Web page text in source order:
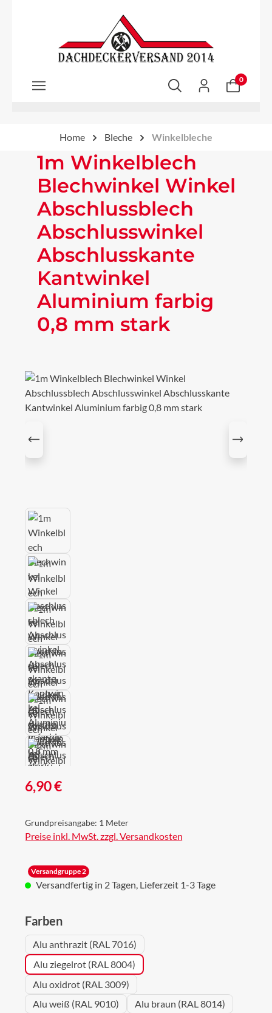
Zum Hauptinhalt springen
0
Home Bleche Winkelbleche
1m Winkelblech
Blechwinkel Winkel
Abschlussblech
Abschlusswinkel
Abschlusskante
Kantwinkel
Aluminium farbig
0,8 mm stark
Bildergalerie überspringen
Regulärer Preis:
6,90 €
Grundpreisangabe: 1 Meter
Preise inkl. MwSt. zzgl. Versandkosten
Versandgruppe 2
Versandfertig in 2 Tagen, Lieferzeit 1-3 Tage
Farbenauswählen
Alu anthrazit (RAL 7016)
Alu ziegelrot (RAL 8004)
Alu oxidrot (RAL 3009)
Alu weiß (RAL 9010)
Alu braun (RAL 8014)